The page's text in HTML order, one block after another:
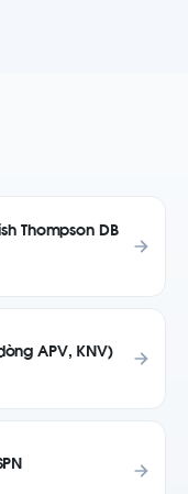
Thompson DB
APV, KNV)